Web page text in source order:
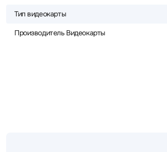
Тип видеокарты
Производитель Видеокарты